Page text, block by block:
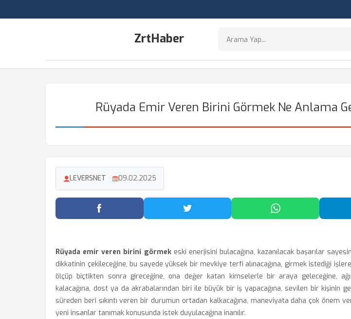
ZrtHaber
Rüyada Emir Veren Birini Görmek Ne Anlama
LEVERSNET 09.02.2025
Facebook'ta Paylaş Twitter'da Paylaş WhatsApp'ta
Rüyada emir veren birini görmekeski enerjisini bulacağına, kazanılacak başarılar
dikkatinin çekileceğine, bu sayede yüksek bir mevkiye terfi alınacağına, girmek istediği
ölçüp biçtikten sonra gireceğine, ona değer katan kimselerle bir araya geleceğine,
kalacağına, dost ya da akrabalarından biri ile büyük bir iş yapacağına, sevilen bir kişinin
süreden beri sıkıntı veren bir durumun ortadan kalkacağına, maneviyata daha çok önem
yeni insanlar tanımak konusunda istek duyulacağına inanılır.